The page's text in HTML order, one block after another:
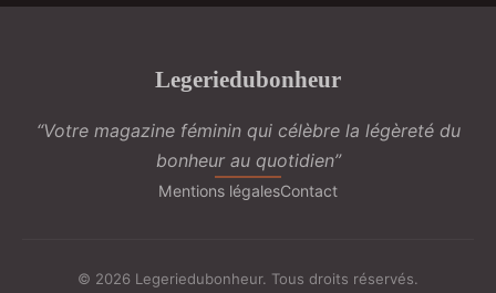
Legeriedubonheur
“Votre magazine féminin qui célèbre la légèreté du
bonheur au quotidien”
Mentions légalesContact
© 2026 Legeriedubonheur. Tous droits réservés.